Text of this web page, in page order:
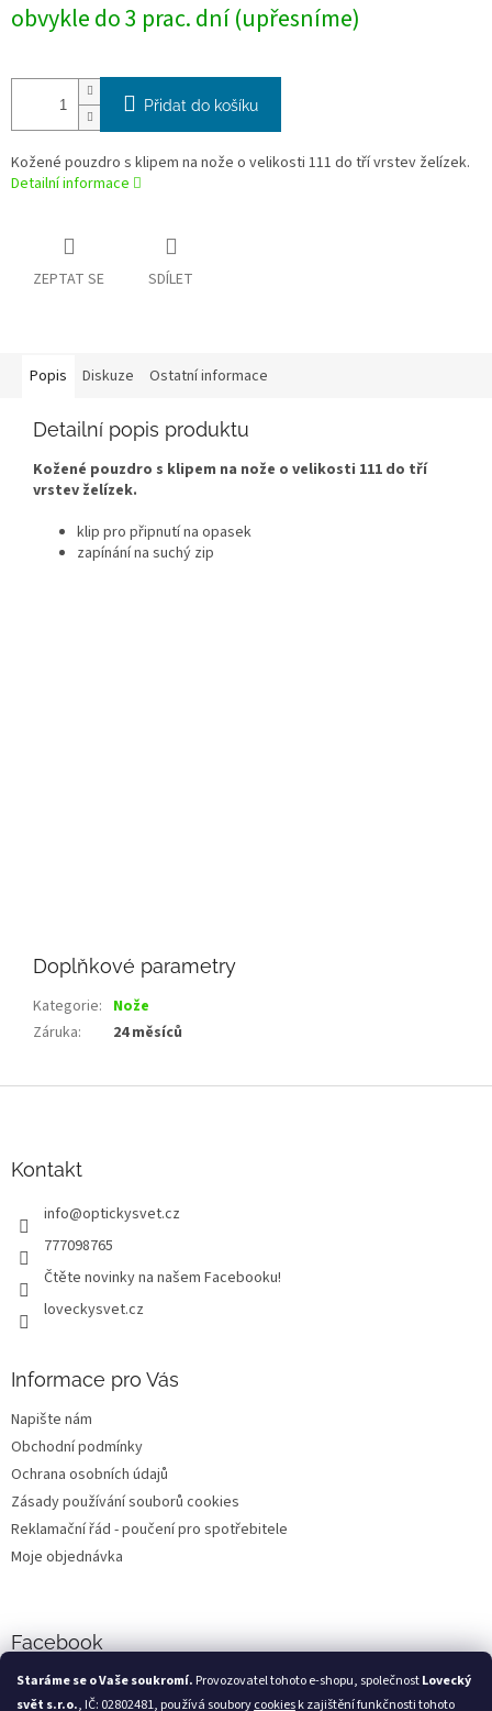
Staráme se o Vaše soukromí. Provozovatel tohoto e-shopu, společnostLovecký
svět s.r.o., IČ: 02802481, používá souborycookiesk zajištění funkčnosti tohoto
cena:
obvykle do 3 prac. dní (upřesníme)
Přidat do košíku
Kožené pouzdro s klipem na nože o velikosti 111 do tří vrstev želízek.
Detailní informace
ZEPTAT SE SDÍLET
Popis Diskuze Ostatní informace
Detailní popis produktu
Kožené pouzdro s klipem na nože o velikosti 111 do tří
vrstev želízek.
klip pro připnutí na opasek
zapínání na suchý zip
Doplňkové parametry
Kategorie: Nože
Záruka: 24 měsíců
Kontakt
info@optickysvet.cz
777098765
Čtěte novinky na našem Facebooku!
loveckysvet.cz
Informace pro Vás
Napište nám
Obchodní podmínky
Ochrana osobních údajů
Zásady používání souborů cookies
Reklamační řád - poučení pro spotřebitele
Moje objednávka
Facebook